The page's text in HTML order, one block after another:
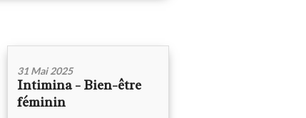
31 Mai 2025
Intimina - Bien-être
féminin